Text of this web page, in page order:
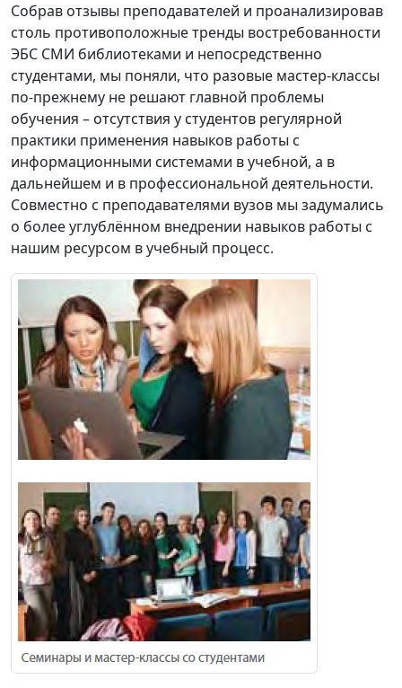
Собрав отзывы преподавателей и проанализировав
столь противоположные тренды востребованности
ЭБС СМИ библиотеками и непосредственно
студентами, мы поняли, что разовые мастер-классы
по-прежнему не решают главной проблемы
обучения – отсутствия у студентов регулярной
практики применения навыков работы с
информационными системами в учебной, а в
дальнейшем и в профессиональной деятельности.
Совместно с преподавателями вузов мы задумались
о более углублённом внедрении навыков работы с
нашим ресурсом в учебный процесс.